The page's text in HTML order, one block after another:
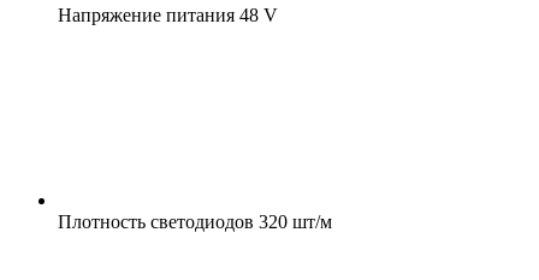
Напряжение питания 48 V
Плотность светодиодов 320 шт/м